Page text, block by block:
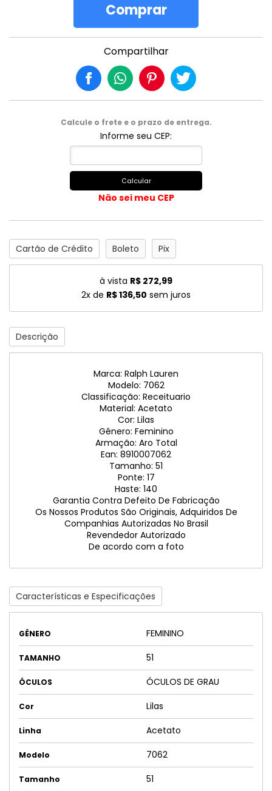
Comprar
Compartilhar
Calcule o frete e o prazo de entrega.
Informe seu CEP:
Calcular
Não sei meu CEP
Cartão de Crédito Boleto Pix
à vista R$ 272,99
2x de R$ 136,50 sem juros
Descrição
Marca: Ralph Lauren
Modelo: 7062
Classificação: Receituario
Material: Acetato
Cor: Lilas
Gênero: Feminino
Armação: Aro Total
Ean: 8910007062
Tamanho: 51
Ponte: 17
Haste: 140
Garantia Contra Defeito De Fabricação
Os Nossos Produtos São Originais, Adquiridos De
Companhias Autorizadas No Brasil
Revendedor Autorizado
De acordo com a foto
Características e Especificações
GÊNERO FEMININO
TAMANHO 51
ÓCULOS ÓCULOS DE GRAU
Cor Lilas
Linha Acetato
Modelo 7062
Tamanho 51